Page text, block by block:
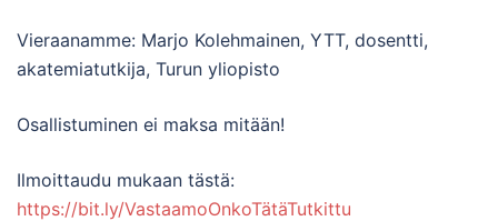
Vieraanamme: Marjo Kolehmainen, YTT, dosentti,
akatemiatutkija, Turun yliopisto
Osallistuminen ei maksa mitään!
Ilmoittaudu mukaan tästä:
https://bit.ly/VastaamoOnkoTätäTutkittu